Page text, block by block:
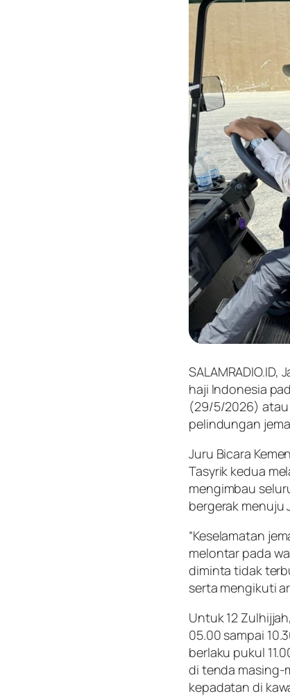
haji Indonesia
(29/5/2026) atau
pelindungan
Juru Bicara
Tasyrik kedua
mengimbau
bergerak menuju
“Keselamatan
melontar pada
diminta tidak
serta mengikuti
Untuk 12
05.00 sampai
berlaku pukul
di tenda masing-
kepadatan di